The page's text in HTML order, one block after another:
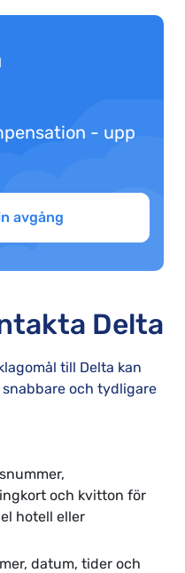
- upp
avgång
Delta
till Delta kan
och tydligare
och kvitton för
hotell eller
datum, tider och